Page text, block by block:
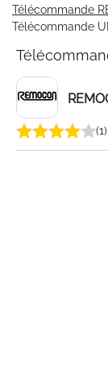
Télécommande
Télécommande
(1)